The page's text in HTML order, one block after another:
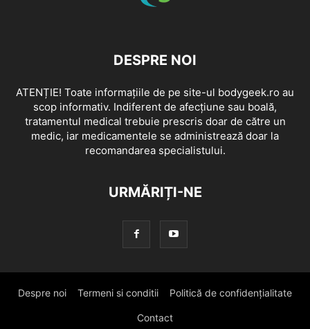
DESPRE NOI
ATENȚIE! Toate informațiile de pe site-ul bodygeek.ro au
scop informativ. Indiferent de afecțiune sau boală,
tratamentul medical trebuie prescris doar de către un
medic, iar medicamentele se administrează doar la
recomandarea specialistului.
URMĂRIȚI-NE
Despre noi Termeni si conditii Politică de confidențialitate
Contact